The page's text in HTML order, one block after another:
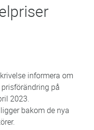
informera om
på
2023.
bakom de nya